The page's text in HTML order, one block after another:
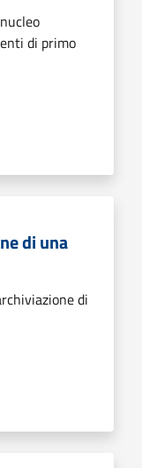
di primo
di una
di